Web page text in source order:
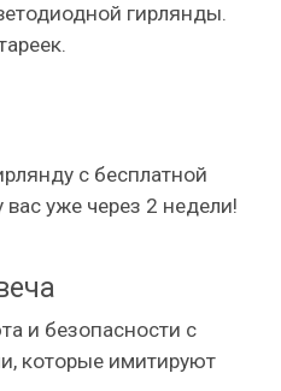
гирлянды.
с бесплатной
уже через 2 недели!
и безопасности с
которые имитируют